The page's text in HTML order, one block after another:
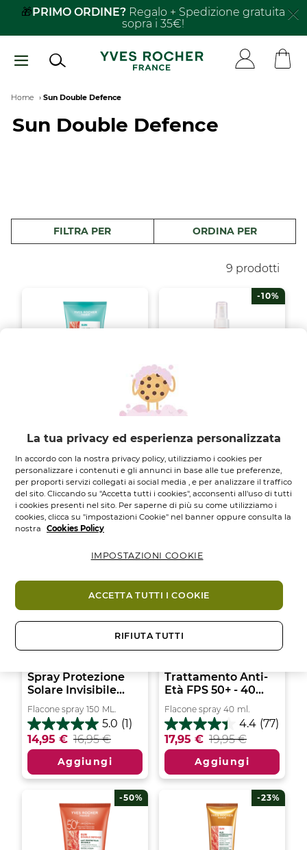
Salta
principale
🎁PRIMO ORDINE? Regalo + Spedizione gratuita
sopra i 35€!
Breadcrumb
Home Sun Double Defence
Sun Double Defence
FILTRA PER ORDINA PER
9 prodotti
Doposole - 200 ml
Tubo 200 ML.
4.0 (3)
4.0
su
5
stelle.
3
12,95 €
Aggiungi
Solare Invisibile...
Flacone spray 150 ML.
3.7 (3)
3.7
su
5
stelle.
17,95 € 19,95 €
-10%
Aggiungi
Spray Protezione
Solare Invisibile...
Flacone spray 150 ML.
5.0 (1)
5.0
su
5
stelle.
1
14,95 € 16,95 €
Aggiungi
Trattamento Anti-
Età FPS 50+ - 40...
Flacone spray 40 ml.
4.4 (77)
4.4
su
5
stelle.
77
17,95 € 19,95 €
Aggiungi
-50% -23%
La tua privacy ed esperienza personalizzata
In accordo con la nostra privacy policy, utilizziamo i cookies per
personalizzare i contenuti e gli annunci in base alle tue preferenze,
per proporti servizi collegati ai social media , e per analizzare il traffico
del sito. Cliccando su "Accetta tutti i cookies", acconsenti all'uso di tutti
i cookies presenti nel sito. Per saperne di più su come utilizziamo i
cookies, clicca su "impostazioni Cookie" nel banner oppure consulta la
nostra
Cookies Policy
RIFIUTA TUTTI
ACCETTA TUTTI I COOKIE
IMPOSTAZIONI COOKIE